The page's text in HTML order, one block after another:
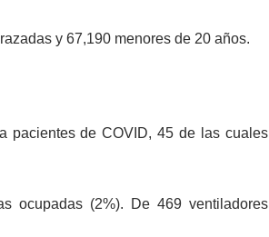
y 67,190 menores de 20 años.
pacientes de COVID, 45 de las cuales
ocupadas (2%). De 469 ventiladores